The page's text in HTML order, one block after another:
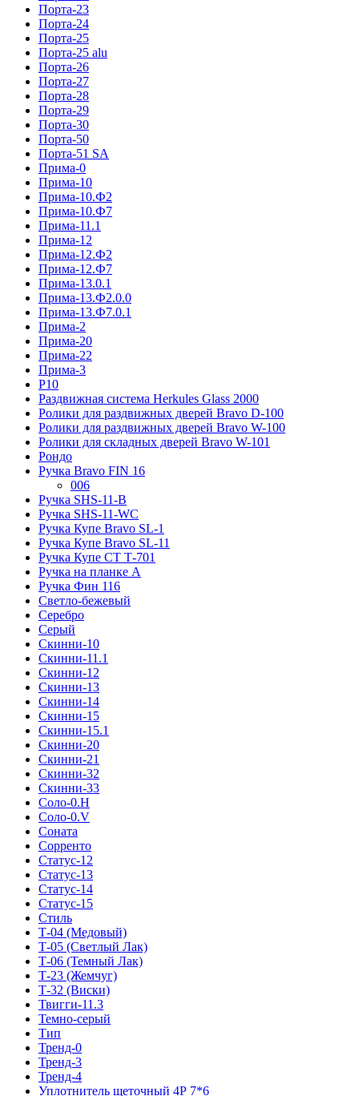
Порта-23
Порта-24
Порта-25
Порта-25 alu
Порта-26
Порта-27
Порта-28
Порта-29
Порта-30
Порта-50
Порта-51 SA
Прима-0
Прима-10
Прима-10.Ф2
Прима-10.Ф7
Прима-11.1
Прима-12
Прима-12.Ф2
Прима-12.Ф7
Прима-13.0.1
Прима-13.Ф2.0.0
Прима-13.Ф7.0.1
Прима-2
Прима-20
Прима-22
Прима-3
Р10
Раздвижная система Herkules Glass 2000
Ролики для раздвижных дверей Bravo D-100
Ролики для раздвижных дверей Bravo W-100
Ролики для складных дверей Bravo W-101
Рондо
Ручка Bravo FIN 16
006
Ручка SHS-11-B
Ручка SHS-11-WC
Ручка Купе Bravo SL-1
Ручка Купе Bravo SL-11
Ручка Купе СТ Т-701
Ручка на планке А
Ручка Фин 116
Светло-бежевый
Серебро
Серый
Скинни-10
Скинни-11.1
Скинни-12
Скинни-13
Скинни-14
Скинни-15
Скинни-15.1
Скинни-20
Скинни-21
Скинни-32
Скинни-33
Соло-0.H
Соло-0.V
Соната
Сорренто
Статус-12
Статус-13
Статус-14
Статус-15
Стиль
Т-04 (Медовый)
Т-05 (Светлый Лак)
Т-06 (Темный Лак)
Т-23 (Жемчуг)
Т-32 (Виски)
Твигги-11.3
Темно-серый
Тип
Тренд-0
Тренд-3
Тренд-4
Уплотнитель щеточный 4Р 7*6